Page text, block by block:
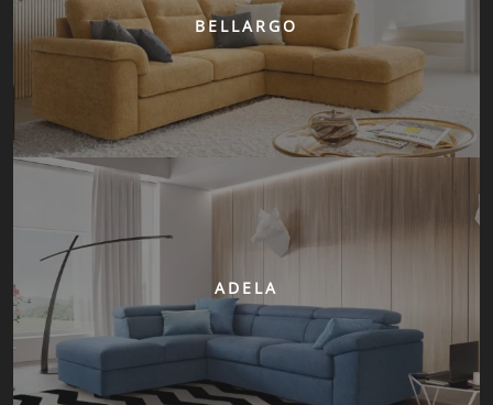
BELLARGO
ADELA